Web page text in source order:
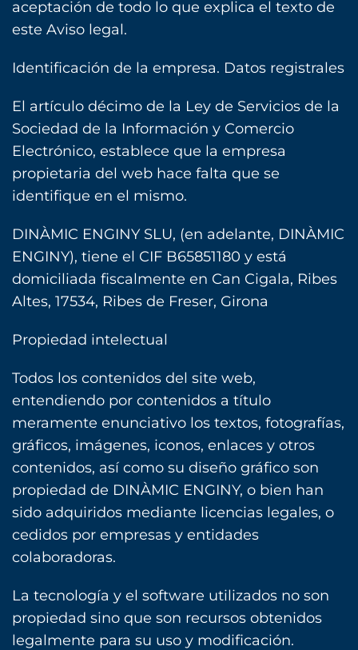
aceptación de todo lo que explica el texto de
este Aviso legal.
Identificación de la empresa. Datos registrales
El artículo décimo de la Ley de Servicios de la
Sociedad de la Información y Comercio
Electrónico, establece que la empresa
propietaria del web hace falta que se
identifique en el mismo.‎
DINÀMIC ENGINY SLU, (en adelante, DINÀMIC
ENGINY), tiene el CIF B65851180 y está
domiciliada fiscalmente en Can Cigala, Ribes
Altes, 17534, Ribes de Freser, Girona
Propiedad intelectual
Todos los contenidos del site web,
entendiendo por contenidos a título
meramente enunciativo los textos, ‎fotografías,
gráficos, imágenes, iconos, enlaces y otros
contenidos, así como su diseño gráfico son
‎propiedad de DINÀMIC ENGINY, o bien han
sido adquiridos mediante licencias legales, o
cedidos por empresas y entidades
colaboradoras.
La tecnología y el software utilizados no son
propiedad sino que son recursos obtenidos
legalmente para su uso y modificación.‎